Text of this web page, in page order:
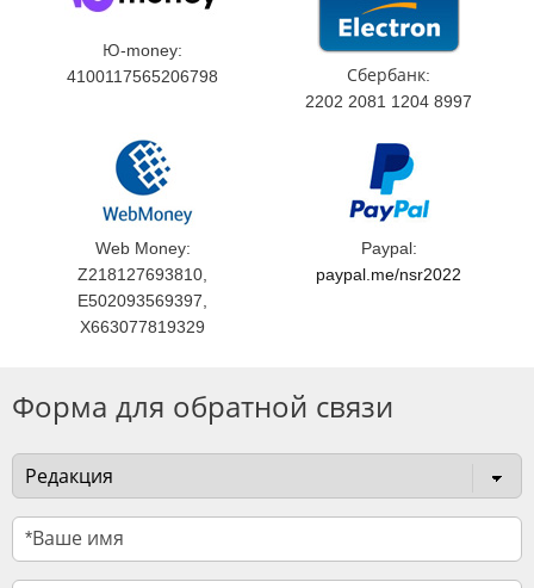
Ю-money:
4100117565206798
Сбербанк:
2202 2081 1204 8997
Web Money:
Z218127693810,
E502093569397,
X663077819329
Paypal:
paypal.me/nsr2022
Форма для обратной связи